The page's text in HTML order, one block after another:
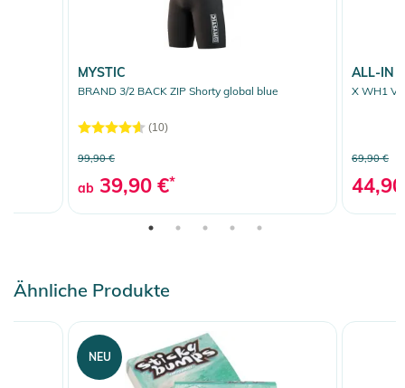
MYSTIC
BRAND 3/2 BACK ZIP Shorty global blue
(10)
99,90 €
ab 39,90 €*
ALL-IN
X WH1 V
69,90 €
Ähnliche Produkte
NEU